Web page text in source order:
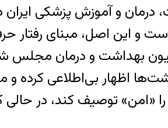
و آموزش پزشکی ایران
و این اصل، مبنای
بهداشت و درمان مجلس
اظهار بی‌اطلاعی
«امن» توصیف کند، در